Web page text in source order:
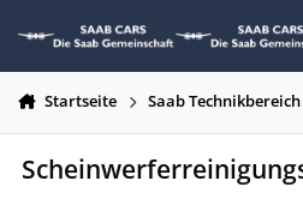
Startseite Saab Technikbereich